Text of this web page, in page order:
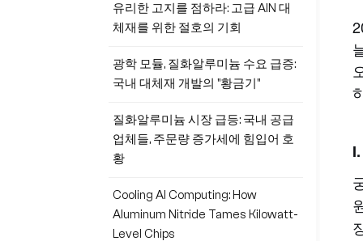
유리한 고지를 점하라: 고급 AlN 대
체재를 위한 절호의 기회
광학 모듈, 질화알루미늄 수요 급증:
국내 대체재 개발의 "황금기"
질화알루미늄 시장 급등: 국내 공급
업체들, 주문량 증가세에 힘입어 호
황
Cooling AI Computing: How
Aluminum Nitride Tames Kilowatt-
Level Chips